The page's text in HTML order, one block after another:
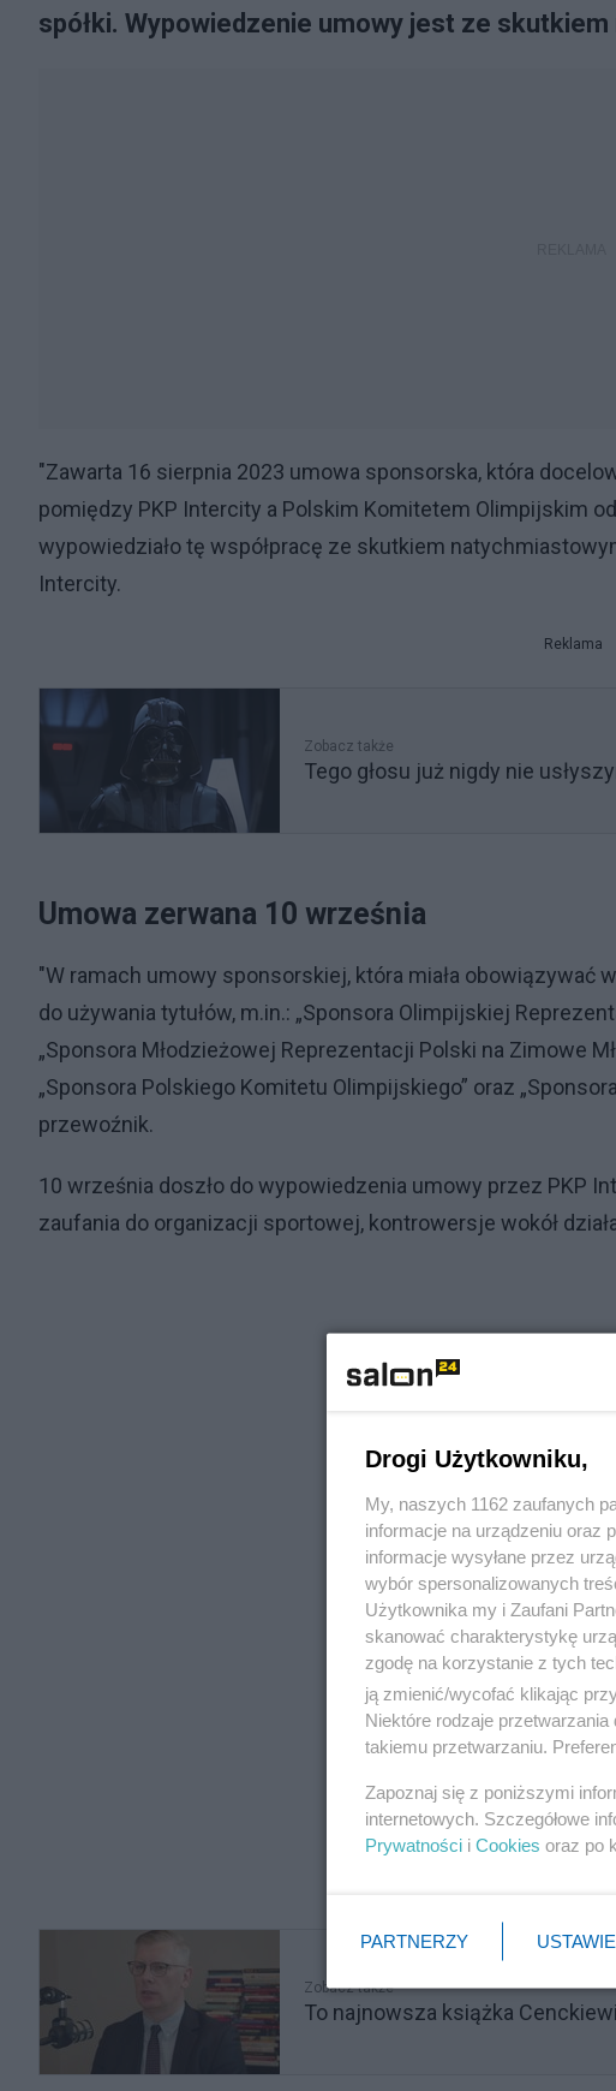
spółki. Wypowiedzenie umowy jest ze
"Zawarta 16 sierpnia 2023 umowa sponsorska, która
pomiędzy PKP Intercity a Polskim Komitetem Olimpijskim
wypowiedziało tę współpracę ze skutkiem
Intercity.
Reklama
Zobacz także
Tego głosu już nigdy nie
Umowa zerwana 10 września
"W ramach umowy sponsorskiej, która miała obowiązywać
do używania tytułów, m.in.: „Sponsora Olimpijskiej
„Sponsora Młodzieżowej Reprezentacji Polski na Zimowe
„Sponsora Polskiego Komitetu Olimpijskiego” oraz
przewoźnik.
10 września doszło do wypowiedzenia umowy przez PKP
zaufania do organizacji sportowej, kontrowersje wokół
Zobacz także
To najnowsza książka
Drogi Użytkowniku,
My, naszych 1162 zaufanych
informacje na urządzeniu oraz
informacje wysyłane przez
wybór spersonalizowanych
Użytkownika my i Zaufani
skanować charakterystykę
zgodę na korzystanie z tych
ją zmienić/wycofać klikając
Niektóre rodzaje
takiemu przetwarzaniu.
Zapoznaj się z poniższymi
internetowych. Szczegółowe
Prywatności i Cookies oraz po
PARTNERZY